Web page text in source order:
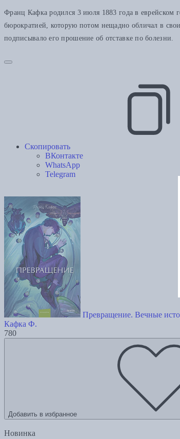
Франц Кафка родился 3 июля 1883 года в еврейском
бюрократией, которую потом нещадно обличал в
подписывало его прошение об отставке по болезни.
Скопировать
ВКонтакте
WhatsApp
Telegram
Превращение. Вечные
Кафка Ф.
780
Добавить в избранное
Новинка